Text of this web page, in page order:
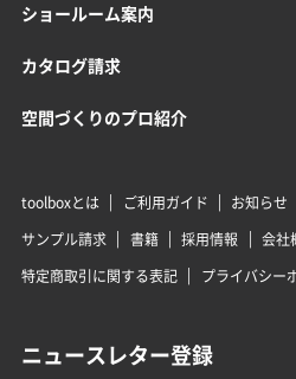
ショールーム案内
カタログ請求
空間づくりのプロ紹介
toolboxとは ご利用ガイド お知らせ
サンプル請求
書籍 採用情報
会社
特定商取引に関する表記
プライバシー